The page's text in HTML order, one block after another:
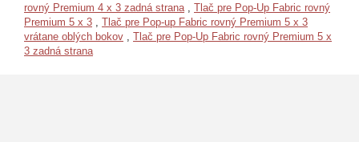
rovný Premium 4 x 3 zadná strana
Tlač pre Pop-Up Fabric rovný
Premium 5 x 3
Tlač pre Pop-up Fabric rovný Premium 5 x 3
vrátane oblých bokov
Tlač pre Pop-Up Fabric rovný Premium 5 x
3 zadná strana